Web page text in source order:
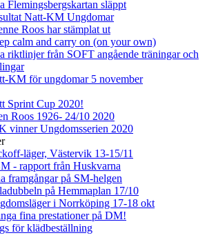
Flemingsbergskartan släppt
Natt-KM Ungdomar
Roos har stämplat ut
calm and carry on (on your own)
riktlinjer från SOFT angående träningar och
KM för ungdomar 5 november
Sprint Cup 2020!
Roos 1926- 24/10 2020
vinner Ungdomsserien 2020
läger, Västervik 13-15/11
- rapport från Huskvarna
framgångar på SM-helgen
på Hemmaplan 17/10
i Norrköping 17-18 okt
fina prestationer på DM!
för klädbeställning